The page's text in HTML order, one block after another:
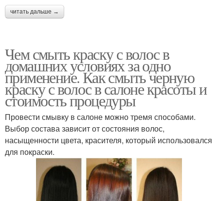
читать дальше →
Чем смыть краску с волос в
домашних условиях за одно
применение. Как смыть черную
краску с волос в салоне красоты и
стоимость процедуры
Провести смывку в салоне можно тремя способами.
Выбор состава зависит от состояния волос,
насыщенности цвета, красителя, который использовался
для покраски.